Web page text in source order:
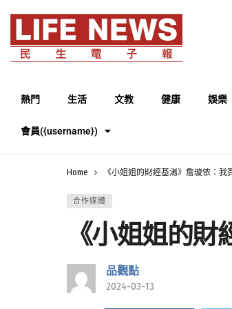
熱門 生活 文教 健康 娛樂
會員({username})
Home 《小姐姐的財經基湯》詹璇依：我
合作媒體
《小姐姐的
品觀點
2024-03-13